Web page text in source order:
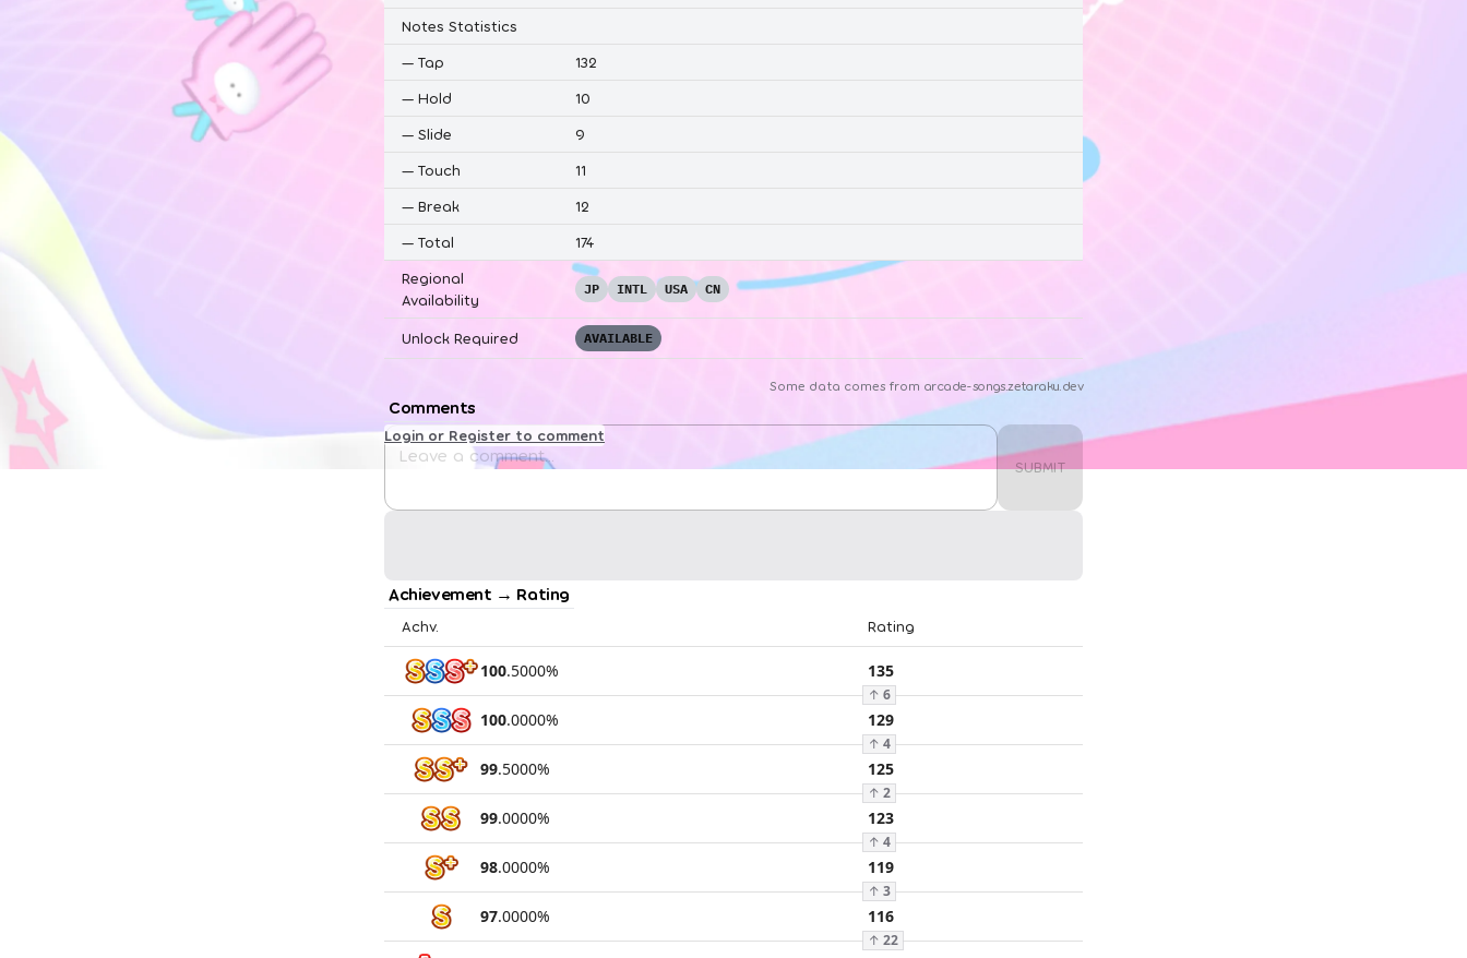
Notes Statistics
— Tap
132
— Hold
10
— Slide
9
— Touch
11
— Break
12
— Total
174
Regional
Availability
JP INTL USA CN
Unlock Required AVAILABLE
Some data comes from arcade-songs.zetaraku.dev
Comments
SUBMIT
Login or Register to comment
Achievement → Rating
Achv. Rating
100.5000% 135
↑ 6
100.0000% 129
↑ 4
99.5000% 125
↑ 2
99.0000% 123
↑ 4
98.0000% 119
↑ 3
97.0000% 116
↑ 22